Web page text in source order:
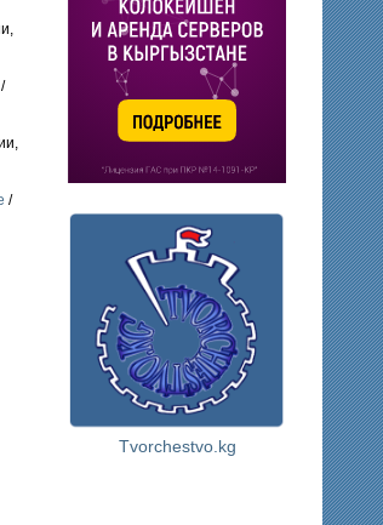
/
/
Tvorchestvo.kg